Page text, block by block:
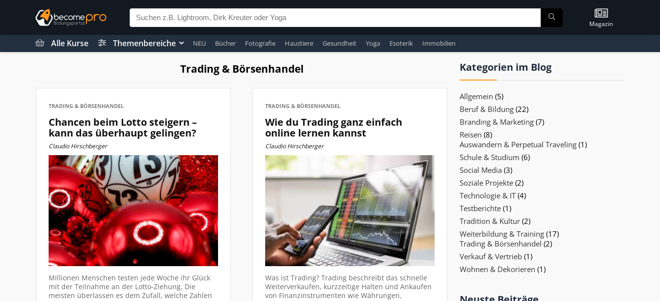
Magazin
Alle Kurse Themenbereiche NEU Bücher Fotografie Haustiere Gesundheit Yoga Esoterik Immobilien
Trading & Börsenhandel
TRADING & BÖRSENHANDEL
Chancen beim Lotto steigern –
kann das überhaupt gelingen?
Claudio Hirschberger
Millionen Menschen testen jede Woche ihr Glück
mit der Teilnahme an der Lotto-Ziehung. Die
meisten überlassen es dem Zufall, welche Zahlen
TRADING & BÖRSENHANDEL
Wie du Trading ganz einfach
online lernen kannst
Claudio Hirschberger
Was ist Trading? Trading beschreibt das schnelle
Weiterverkaufen, kurzzeitige Halten und Ankaufen
von Finanzinstrumenten wie Währungen,
Kategorien im Blog
Allgemein (5)
Beruf & Bildung (22)
Branding & Marketing (7)
Reisen (8)
Auswandern & Perpetual Traveling (1)
Schule & Studium (6)
Social Media (3)
Soziale Projekte (2)
Technologie & IT (4)
Testberichte (1)
Tradition & Kultur (2)
Weiterbildung & Training (17)
Trading & Börsenhandel (2)
Verkauf & Vertrieb (1)
Wohnen & Dekorieren (1)